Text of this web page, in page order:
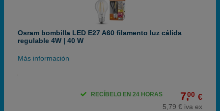
Osram bombilla LED E27 A60 filamento luz cálida
regulable 4W | 40 W
Más información
7,00 €
5,79 € iva ex
RECÍBELO EN 24 HORAS